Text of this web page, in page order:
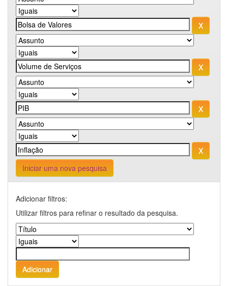
Iniciar uma nova pesquisa
Adicionar filtros:
Utilizar filtros para refinar o resultado da pesquisa.